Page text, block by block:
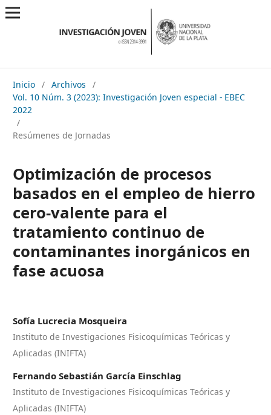
Inicio / Archivos
/
Vol. 10 Núm. 3 (2023): Investigación Joven especial - EBEC
2022
/
Resúmenes de Jornadas
Optimización de procesos
basados en el empleo de hierro
cero-valente para el
tratamiento continuo de
contaminantes inorgánicos en
fase acuosa
Sofía Lucrecia Mosqueira
Instituto de Investigaciones Fisicoquímicas Teóricas y
Aplicadas (INIFTA)
Fernando Sebastián García Einschlag
Instituto de Investigaciones Fisicoquímicas Teóricas y
Aplicadas (INIFTA)